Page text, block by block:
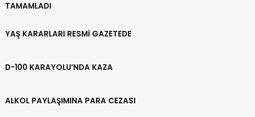
TAMAMLADI
YAŞ KARARLARI RESMİ GAZETEDE
D-100 KARAYOLU’NDA KAZA
ALKOL PAYLAŞIMINA PARA CEZASI